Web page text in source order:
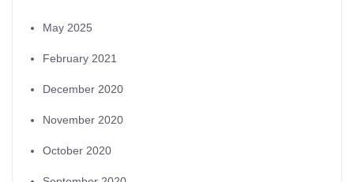
May 2025
February 2021
December 2020
November 2020
October 2020